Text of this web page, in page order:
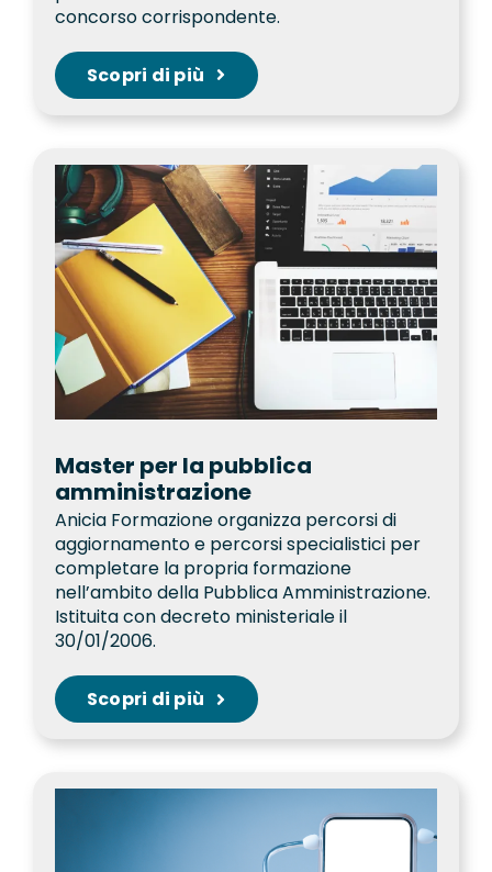
concorso corrispondente.
Scopri di più
Master per la pubblica
amministrazione
Anicia Formazione organizza percorsi di
aggiornamento e percorsi specialistici per
completare la propria formazione
nell’ambito della Pubblica Amministrazione.
Istituita con decreto ministeriale il
30/01/2006.
Scopri di più